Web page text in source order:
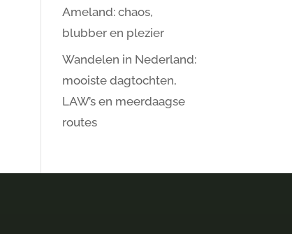
Ameland: chaos,
blubber en plezier
Wandelen in Nederland:
mooiste dagtochten,
LAW’s en meerdaagse
routes